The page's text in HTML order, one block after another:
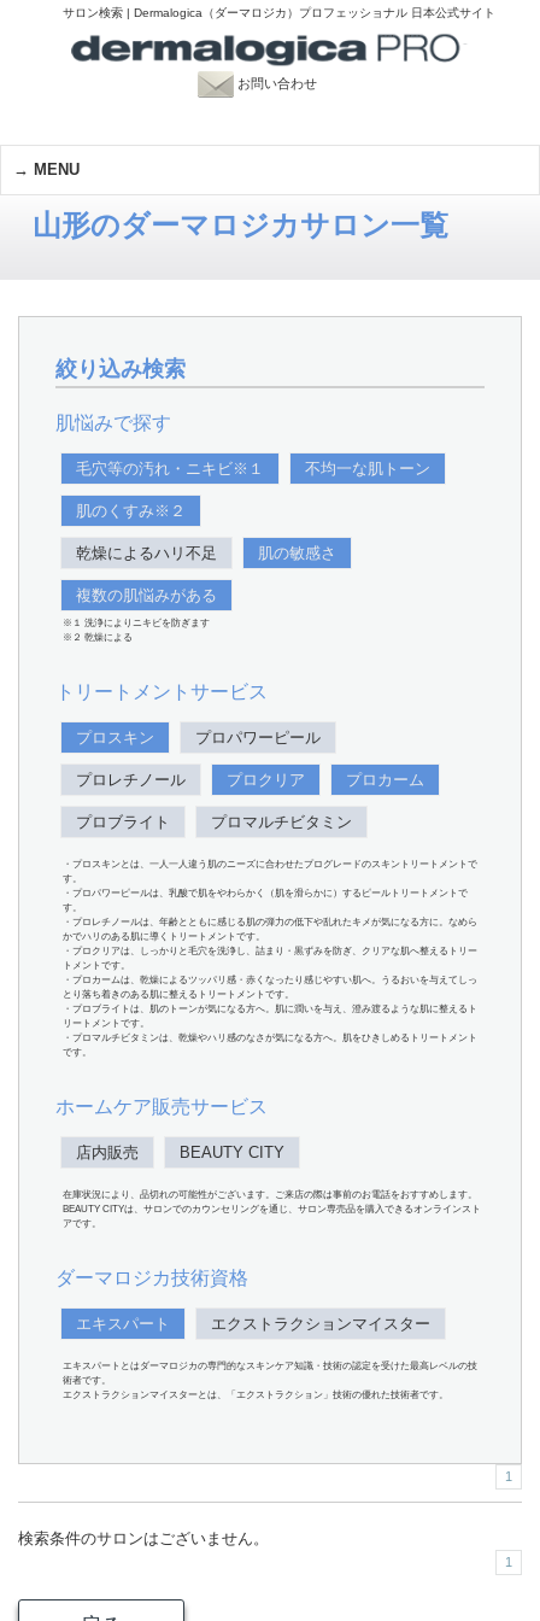
サロン検索 | Dermalogica（ダーマロジカ）プロフェッショナル 日本公式サイト
お問い合わせ
MENU
山形のダーマロジカサロン一覧
絞り込み検索
肌悩みで探す
毛穴等の汚れ・ニキビ※１ 不均一な肌トーン
肌のくすみ※２
乾燥によるハリ不足 肌の敏感さ
複数の肌悩みがある
※１ 洗浄によりニキビを防ぎます
※２ 乾燥による
トリートメントサービス
プロスキン プロパワーピール
プロレチノール プロクリア プロカーム
プロブライト プロマルチビタミン
・プロスキンとは、一人一人違う肌のニーズに合わせたプログレードのスキントリートメントで
す。
・プロパワーピールは、乳酸で肌をやわらかく（肌を滑らかに）するピールトリートメントで
す。
・プロレチノールは、年齢とともに感じる肌の弾力の低下や乱れたキメが気になる方に。なめら
かでハリのある肌に導くトリートメントです。
・プロクリアは、しっかりと毛穴を洗浄し、詰まり・黒ずみを防ぎ、クリアな肌へ整えるトリー
トメントです。
・プロカームは、乾燥によるツッパリ感・赤くなったり感じやすい肌へ。うるおいを与えてしっ
とり落ち着きのある肌に整えるトリートメントです。
・プロブライトは、肌のトーンが気になる方へ。肌に潤いを与え、澄み渡るような肌に整えるト
リートメントです。
・プロマルチビタミンは、乾燥やハリ感のなさが気になる方へ。肌をひきしめるトリートメント
です。
ホームケア販売サービス
店内販売 BEAUTY CITY
在庫状況により、品切れの可能性がございます。ご来店の際は事前のお電話をおすすめします。
BEAUTY CITYは、サロンでのカウンセリングを通じ、サロン専売品を購入できるオンラインスト
アです。
ダーマロジカ技術資格
エキスパート エクストラクションマイスター
エキスパートとはダーマロジカの専門的なスキンケア知識・技術の認定を受けた最高レベルの技
術者です。
エクストラクションマイスターとは、「エクストラクション」技術の優れた技術者です。
1
検索条件のサロンはございません。
1